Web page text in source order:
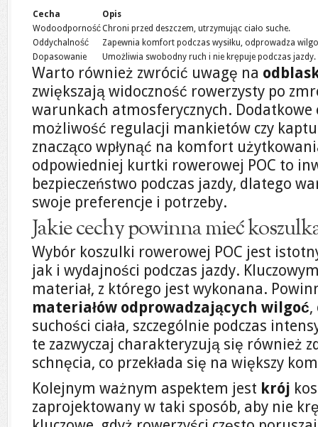
Cecha
Opis
WodoodpornośćChroni przed deszczem, utrzymując ciało suche.
Oddychalność
Zapewnia komfort podczas wysiłku, odprowadza
Dopasowanie
Umożliwia swobodny ruch i nie krępuje podczas jazdy.
Warto również zwrócić uwagę na
zwiększają widoczność rowerzysty po
warunkach atmosferycznych.
możliwość regulacji mankietów czy
znacząco wpłynąć na komfort
odpowiedniej kurtki rowerowej POC to
bezpieczeństwo podczas jazdy, dlatego
swoje preferencje i potrzeby.
Jakie cechy powinna mieć
Wybór koszulki rowerowej POC jest
jak i wydajności podczas jazdy.
materiał, z którego jest wykonana.
materiałów odprowadzających wilgoć,
suchości ciała, szczególnie podczas
te zazwyczaj charakteryzują się również
schnęcia, co przekłada się na większy
Kolejnym ważnym aspektem jest krój
zaprojektowany w taki sposób, aby nie